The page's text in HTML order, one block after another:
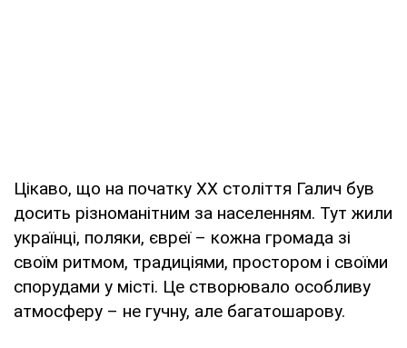
Цікаво, що на початку ХХ століття Галич був
досить різноманітним за населенням. Тут жили
українці, поляки, євреї – кожна громада зі
своїм ритмом, традиціями, простором і своїми
спорудами у місті. Це створювало особливу
атмосферу – не гучну, але багатошарову.